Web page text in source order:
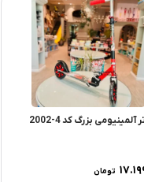
بزرگ کد 4-2002
تومان